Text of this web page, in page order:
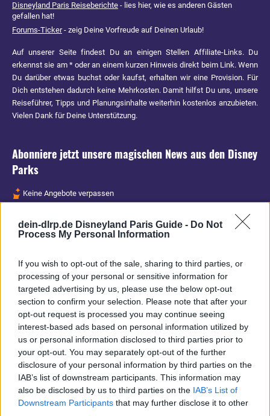
dein-dlrp.de Disneyland Paris Guide - Do Not
Process My Personal Information
If you wish to opt-out of the sale, sharing to third parties, or
processing of your personal or sensitive information for
targeted advertising by us, please use the below opt-out
section to confirm your selection. Please note that after your
opt-out request is processed you may continue seeing
interest-based ads based on personal information utilized by
us or personal information disclosed to third parties prior to
your opt-out. You may separately opt-out of the further
disclosure of your personal information by third parties on the
IAB’s list of downstream participants. This information may
also be disclosed by us to third parties on the IAB’s List of
Downstream Participants that may further disclose it to other
Disneyland Paris Reiseberichte - lies hier, wie es anderen Gästen
gefallen hat!
Forums-Ticker- zeig Deine Vorfreude auf Deinen Urlaub!
Auf unserer Seite findest Du an einigen Stellen Affiliate-Links. Du
erkennst sie am * oder an einem kurzen Hinweis direkt beim Link. Wenn
Du darüber etwas buchst oder kaufst, erhalten wir eine Provision. Für
Dich entstehen dadurch keine Mehrkosten. Damit hilfst Du uns, unsere
Reiseführer, Tipps und Planungsinhalte weiterhin kostenlos anzubieten.
Vielen Dank für Deine Unterstützung.
Abonniere jetzt unsere magischen News aus den Disney
Parks
Keine Angebote verpassen
Spannende Lesetipps